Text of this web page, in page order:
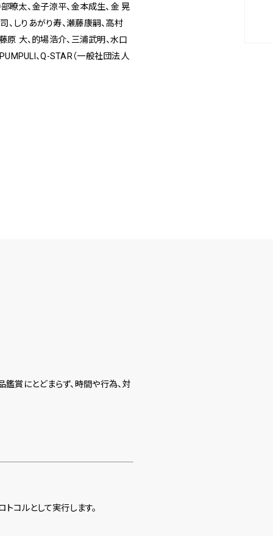
暸太、金子涼平、金本成生、金 晃
、しりあがり寿、瀬藤康嗣、高村
原 大、的場浩介、三浦武明、水口
、Q-STAR（一般社団法人
賞にとどまらず、時間や行為、対
コルとして実行します。